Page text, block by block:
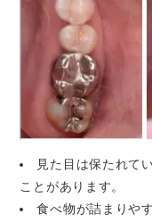
見た目は保たれて
ことがあります。
食べ物が詰まりや